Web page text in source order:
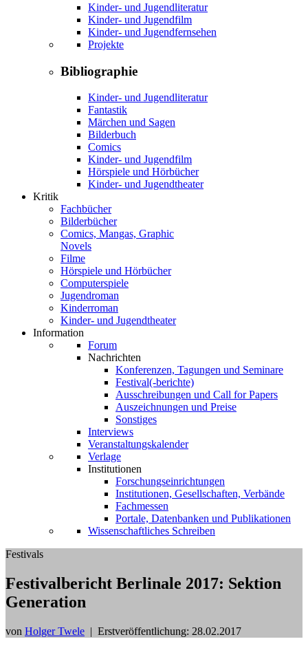
Kinder- und Jugendliteratur
Kinder- und Jugendfilm
Kinder- und Jugendfernsehen
Projekte
Bibliographie
Kinder- und Jugendliteratur
Fantastik
Märchen und Sagen
Bilderbuch
Comics
Kinder- und Jugendfilm
Hörspiele und Hörbücher
Kinder- und Jugendtheater
Kritik
Fachbücher
Bilderbücher
Comics, Mangas, Graphic
Novels
Filme
Hörspiele und Hörbücher
Computerspiele
Jugendroman
Kinderroman
Kinder- und Jugendtheater
Information
Forum
Nachrichten
Konferenzen, Tagungen und Seminare
Festival(-berichte)
Ausschreibungen und Call for Papers
Auszeichnungen und Preise
Sonstiges
Interviews
Veranstaltungskalender
Verlage
Institutionen
Forschungseinrichtungen
Institutionen, Gesellschaften, Verbände
Fachmessen
Portale, Datenbanken und Publikationen
Wissenschaftliches Schreiben
Festivals
Festivalbericht Berlinale 2017: Sektion
Generation
von Holger Twele | Erstveröffentlichung: 28.02.2017